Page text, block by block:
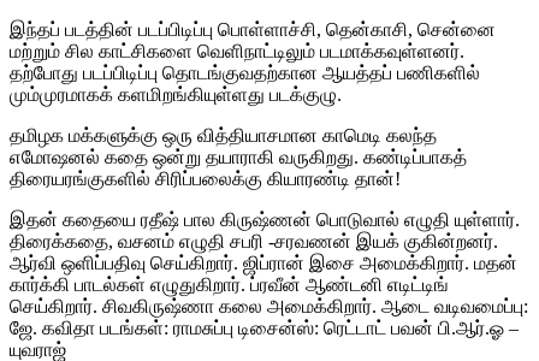
இந்தப் படத்தின் படப்பிடிப்பு பொள்ளாச்சி, தென்காசி, சென்னை
மற்றும் சில காட்சிகளை வெளிநாட்டிலும் படமாக்கவுள்ளனர்.
தற்போது படப்பிடிப்பு தொடங்குவதற்கான ஆயத்தப் பணிகளில்
மும்முரமாகக் களமிறங்கியுள்ளது படக்குழு.
தமிழக மக்களுக்கு ஒரு வித்தியாசமான காமெடி கலந்த
எமோஷனல் கதை ஒன்று தயாராகி வருகிறது. கண்டிப்பாகத்
திரையரங்குகளில் சிரிப்பலைக்கு கியாரண்டி தான்!
இதன் கதையை ரதீஷ் பால கிருஷ்ணன் பொடுவால் எழுதி யுள்ளார்.
திரைக்கதை, வசனம் எழுதி சபரி -சரவணன் இயக் குகின்றனர்.
ஆர்வி ஒளிப்பதிவு செய்கிறார். ஜிப்ரான் இசை அமைக்கிறார். மதன்
கார்க்கி பாடல்கள் எழுதுகிறார். ப்ரவீன் ஆண்டனி எடிட்டிங்
செய்கிறார். சிவகிருஷ்ணா கலை அமைக்கிறார். ஆடை வடிவமைப்பு:
ஜே. கவிதா படங்கள்: ராமசுப்பு டிசைன்ஸ்: ரெட்டாட் பவன் பி.ஆர்.ஓ –
யுவராஜ்